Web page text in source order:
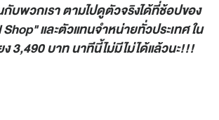
บพวกเรา ตามไปดูตัวจริงได้ที่ช้อปของ
Shop"และตัวแทนจำหน่ายทั่วประเทศ ใน
ง 3,490 บาท นาทีนี้ไม่มีไม่ได้แล้วนะ!!!